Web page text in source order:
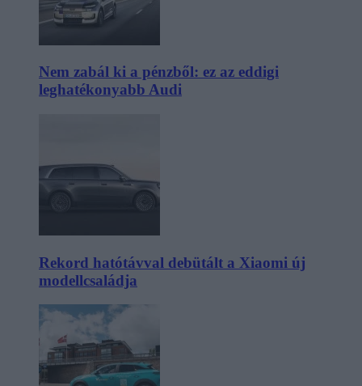
Nem zabál ki a pénzből: ez az eddigi
leghatékonyabb Audi
Rekord hatótávval debütált a Xiaomi új
modellcsaládja